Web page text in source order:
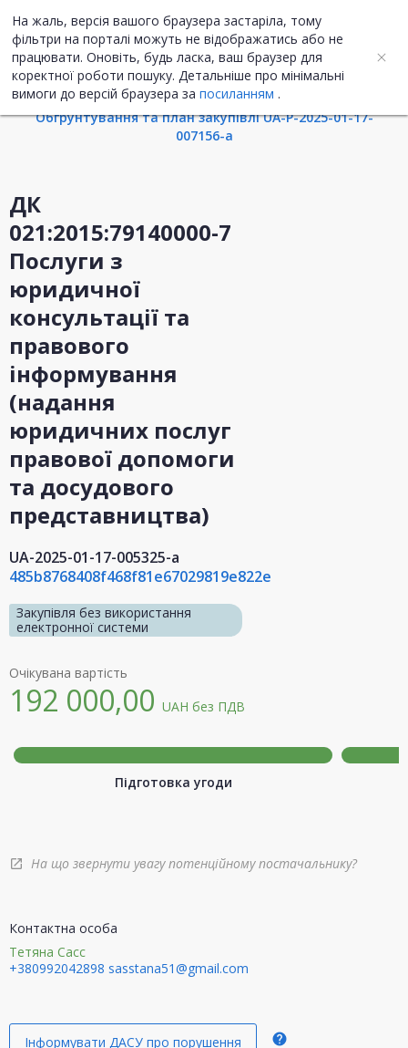
На жаль, версія вашого браузера застаріла, тому
фільтри на порталі можуть не відображатись або не
працювати. Оновіть, будь ласка, ваш браузер для
коректної роботи пошуку. Детальніше про мінімальні
вимоги до версій браузера за посиланням .
UA ENG
Інформація про закупівлю
Обгрунтування та план закупівлі UA-P-2025-01-17-
007156-a
ДК
021:2015:79140000-7
Послуги з
юридичної
консультації та
правового
інформування
(надання
юридичних послуг
правової допомоги
та досудового
представництва)
UA-2025-01-17-005325-a
485b8768408f468f81e67029819e822e
Закупівля без використання
електронної системи
Очікувана вартість
192 000,00 UAH без ПДВ
Підготовка угоди
open_in_new На що звернути увагу потенційному постачальнику?
Контактна особа
Тетяна Сасс
+380992042898 sasstana51@gmail.com
Інформувати ДАСУ про порушення help